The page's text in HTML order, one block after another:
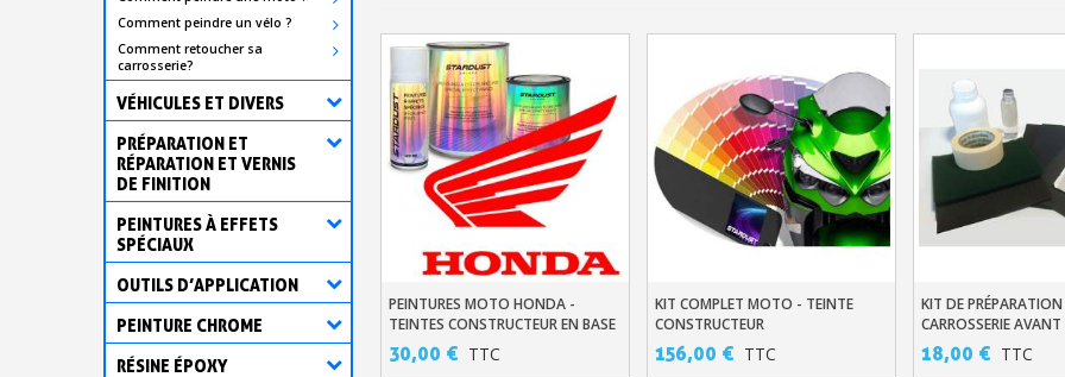
Réduction de 5€ sur la
10€ de bon d'achat
Inscription à la
Livraison sous 24
Paiement en 4x sans
Votre devis en ligne
Comment peindre un vélo ?
Comment retoucher sa
carrosserie?
VÉHICULES ET DIVERS
PRÉPARATION ET
RÉPARATION ET VERNIS
DE FINITION
PEINTURES À EFFETS
SPÉCIAUX
OUTILS D’APPLICATION
PEINTURE CHROME
RÉSINE ÉPOXY
Ajouter Au Panier
PEINTURES MOTO HONDA -
TEINTES CONSTRUCTEUR EN BASE
À VERNIR SOLVANTÉE
30,00 € TTC
Ajouter Au Panier
KIT COMPLET MOTO - TEINTE
CONSTRUCTEUR
156,00 € TTC
Ajouter Au
KIT DE
CARROSSERIE
18,00 € TTC